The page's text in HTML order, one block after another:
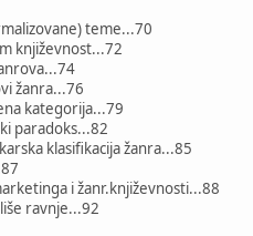
teme...70
književnost...72
žanra...76
kategorija...79
paradoks...82
klasifikacija žanra...85
i žanr.književnosti...88
ravnje...92